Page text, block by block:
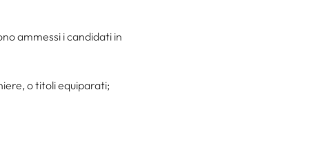
ammessi i candidati in
o titoli equiparati;